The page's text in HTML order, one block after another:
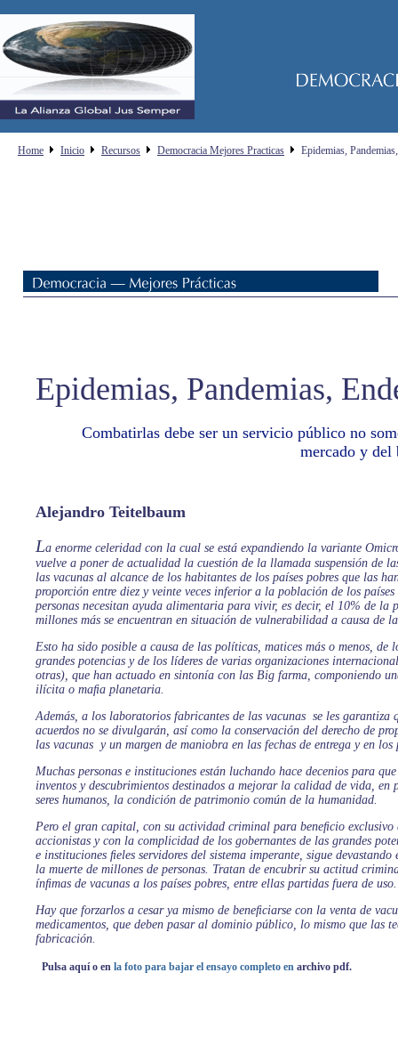
Epidemias, Pandemias,
Combatirlas debe ser un servicio público no
mercado y del
Alejandro Teitelbaum
La enorme celeridad con la cual se está expandiendo la variante
vuelve a poner de actualidad la cuestión de la llamada suspensión de
las vacunas al alcance de los habitantes de los países pobres que las
proporción entre diez y veinte veces inferior a la población de los
personas necesitan ayuda alimentaria para vivir, es decir, el 10% de la
millones más se encuentran en situación de vulnerabilidad a causa de
Esto ha sido posible a causa de las políticas, matices más o menos, de
grandes potencias y de los líderes de varias organizaciones
otras), que han actuado en sintonía con las Big farma, componiendo
ilícita o maﬁa planetaria.
Además, a los laboratorios fabricantes de las vacunas se les garantiza
acuerdos no se divulgarán, así como la conservación del derecho de
las vacunas y un margen de maniobra en las fechas de entrega y en los
Muchas personas e instituciones están luchando hace decenios para
inventos y descubrimientos destinados a mejorar la calidad de vida,
seres humanos, la condición de patrimonio común de la humanidad.
Pero el gran capital, con su actividad criminal para beneﬁcio exclusivo
accionistas y con la complicidad de los gobernantes de las grandes
e instituciones ﬁeles servidores del sistema imperante, sigue
la muerte de millones de personas. Tratan de encubrir su actitud
ínﬁmas de vacunas a los países pobres, entre ellas partidas fuera de uso.
Hay que forzarlos a cesar ya mismo de beneﬁciarse con la venta de
medicamentos, que deben pasar al dominio público, lo mismo que las
fabricación.
Pulsa aquí o en la foto para bajar el ensayo completo en archivo pdf.
Home Inicio Recursos Democracia Mejores Practicas Epidemias,